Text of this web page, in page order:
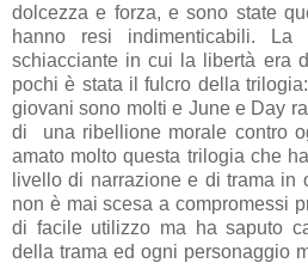
dolcezza e forza, e sono state
hanno resi indimenticabili.
schiacciante in cui la libertà era
pochi è stata il fulcro della
giovani sono molti e June e Day
di una ribellione morale contro
amato molto questa trilogia che
livello di narrazione e di trama in
non è mai scesa a compromessi
di facile utilizzo ma ha saputo
della trama ed ogni personaggio